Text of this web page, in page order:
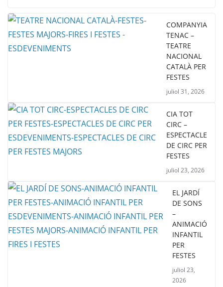
COMPANYIA
TENAC –
TEATRE
NACIONAL
CATALÀ PER
FESTES
juliol 31, 2026
CIA TOT
CIRC –
ESPECTACLE
DE CIRC PER
FESTES
juliol 23, 2026
EL JARDÍ
DE SONS
–
ANIMACIÓ
INFANTIL
PER
FESTES
juliol 23,
2026